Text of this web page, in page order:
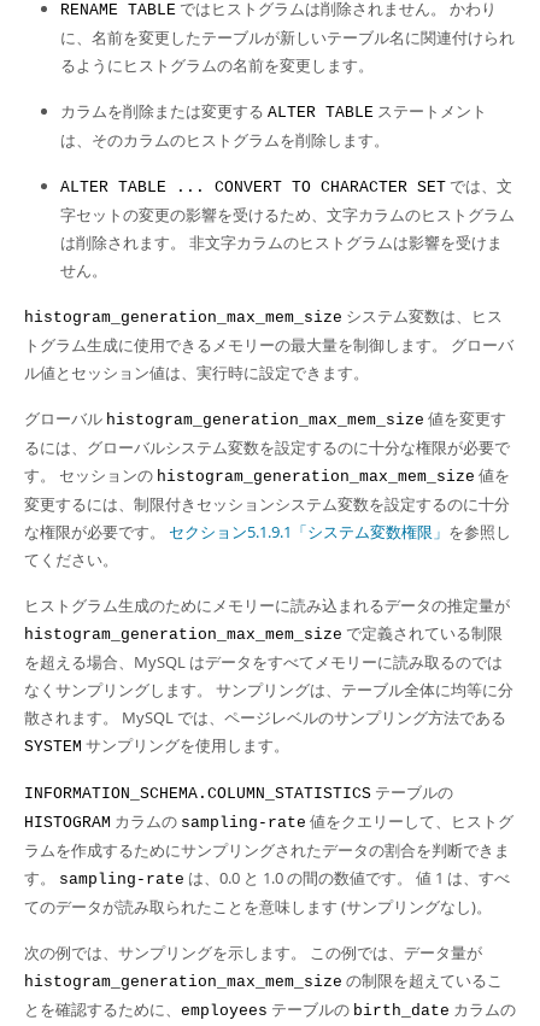
RENAME TABLE ではヒストグラムは削除されません。 かわり
に、名前を変更したテーブルが新しいテーブル名に関連付けられ
るようにヒストグラムの名前を変更します。
カラムを削除または変更する ALTER TABLE ステートメント
は、そのカラムのヒストグラムを削除します。
ALTER TABLE ... CONVERT TO CHARACTER SET では、文
字セットの変更の影響を受けるため、文字カラムのヒストグラム
は削除されます。 非文字カラムのヒストグラムは影響を受けま
せん。
histogram_generation_max_mem_size システム変数は、ヒス
トグラム生成に使用できるメモリーの最大量を制御します。 グローバ
ル値とセッション値は、実行時に設定できます。
グローバル histogram_generation_max_mem_size 値を変更す
るには、グローバルシステム変数を設定するのに十分な権限が必要で
す。 セッションの histogram_generation_max_mem_size 値を
変更するには、制限付きセッションシステム変数を設定するのに十分
な権限が必要です。 セクション5.1.9.1「システム変数権限」 を参照し
てください。
ヒストグラム生成のためにメモリーに読み込まれるデータの推定量が
histogram_generation_max_mem_size で定義されている制限
を超える場合、MySQL はデータをすべてメモリーに読み取るのでは
なくサンプリングします。 サンプリングは、テーブル全体に均等に分
散されます。 MySQL では、ページレベルのサンプリング方法である
SYSTEM サンプリングを使用します。
INFORMATION_SCHEMA.COLUMN_STATISTICS テーブルの
HISTOGRAM カラムの sampling-rate 値をクエリーして、ヒストグ
ラムを作成するためにサンプリングされたデータの割合を判断できま
す。
sampling-rate は、0.0 と 1.0 の間の数値です。 値 1 は、すべ
てのデータが読み取られたことを意味します (サンプリングなし)。
次の例では、サンプリングを示します。 この例では、データ量が
histogram_generation_max_mem_size の制限を超えているこ
とを確認するために、 employees テーブルの birth_date カラムの